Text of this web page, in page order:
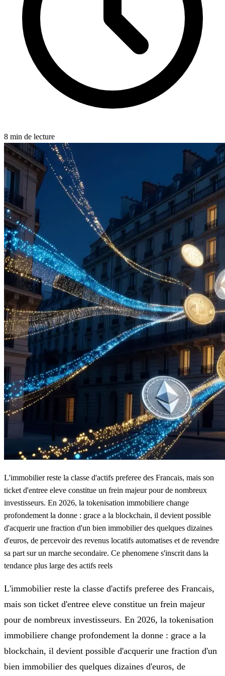
8 min de lecture
L'immobilier reste la classe d'actifs preferee des Francais, mais son
ticket d'entree eleve constitue un frein majeur pour de nombreux
investisseurs. En 2026, la tokenisation immobiliere change
profondement la donne : grace a la blockchain, il devient possible
d'acquerir une fraction d'un bien immobilier des quelques dizaines
d'euros, de percevoir des revenus locatifs automatises et de revendre
sa part sur un marche secondaire. Ce phenomene s'inscrit dans la
tendance plus large des actifs reels
L'immobilier reste la classe d'actifs preferee des Francais,
mais son ticket d'entree eleve constitue un frein majeur
pour de nombreux investisseurs. En 2026, la tokenisation
immobiliere change profondement la donne : grace a la
blockchain, il devient possible d'acquerir une fraction d'un
bien immobilier des quelques dizaines d'euros, de